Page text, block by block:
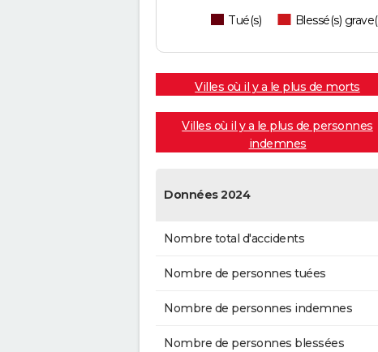
Tué(s) Blessé(s)
Villes où il y a le plus de morts
Villes où il y a le plus de personnes
indemnes
Données 2024
Nombre total d'accidents
Nombre de personnes tuées
Nombre de personnes indemnes
Nombre de personnes blessées